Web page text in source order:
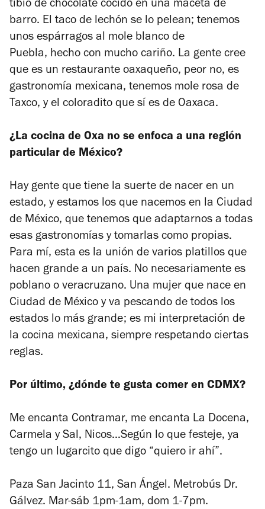
tibio de chocolate cocido en una maceta de
barro. El taco de lechón se lo pelean; tenemos
unos espárragos al mole blanco de
Puebla, hecho con mucho cariño. La gente cree
que es un restaurante oaxaqueño, peor no, es
gastronomía mexicana, tenemos mole rosa de
Taxco, y el coloradito que sí es de Oaxaca.
¿La cocina de Oxa no se enfoca a una región
particular de México?
Hay gente que tiene la suerte de nacer en un
estado, y estamos los que nacemos en la Ciudad
de México, que tenemos que adaptarnos a todas
esas gastronomías y tomarlas como propias.
Para mí, esta es la unión de varios platillos que
hacen grande a un país. No necesariamente es
poblano o veracruzano. Una mujer que nace en
Ciudad de México y va pescando de todos los
estados lo más grande; es mi interpretación de
la cocina mexicana, siempre respetando ciertas
reglas.
Por último, ¿dónde te gusta comer en CDMX?
Me encanta Contramar, me encanta La Docena,
Carmela y Sal, Nicos…Según lo que festeje, ya
tengo un lugarcito que digo “quiero ir ahí”.
Paza San Jacinto 11, San Ángel. Metrobús Dr.
Gálvez. Mar-sáb 1pm-1am, dom 1-7pm.